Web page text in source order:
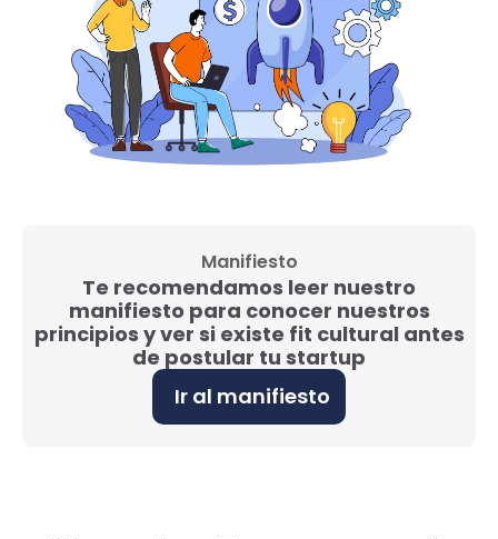
Manifiesto
Te recomendamos leer nuestro
manifiesto para conocer nuestros
principios y ver si existe fit cultural antes
de postular tu startup
Ir al manifiesto